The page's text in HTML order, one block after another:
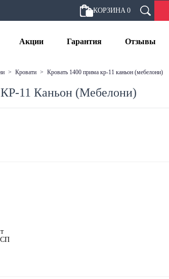
КОРЗИНА 0
Акции Гарантия Отзывы
> кровати > кровать 1400 прима кр-11 каньон (мебелони)
11 Каньон (Мебелони)